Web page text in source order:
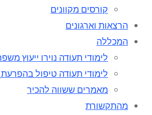
קורסים מקוונים
הרצאות וארגונים
המכללה
לימודי תעודה נוירו ייעוץ
לימודי תעודה טיפול
מאמרים ששווה להכיר
מהתקשורת